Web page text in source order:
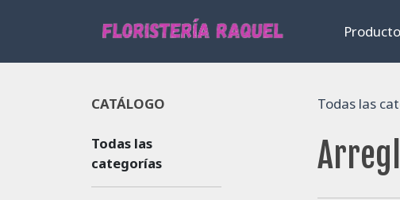
CATÁLOGO
Todas las
categorías
Todas las